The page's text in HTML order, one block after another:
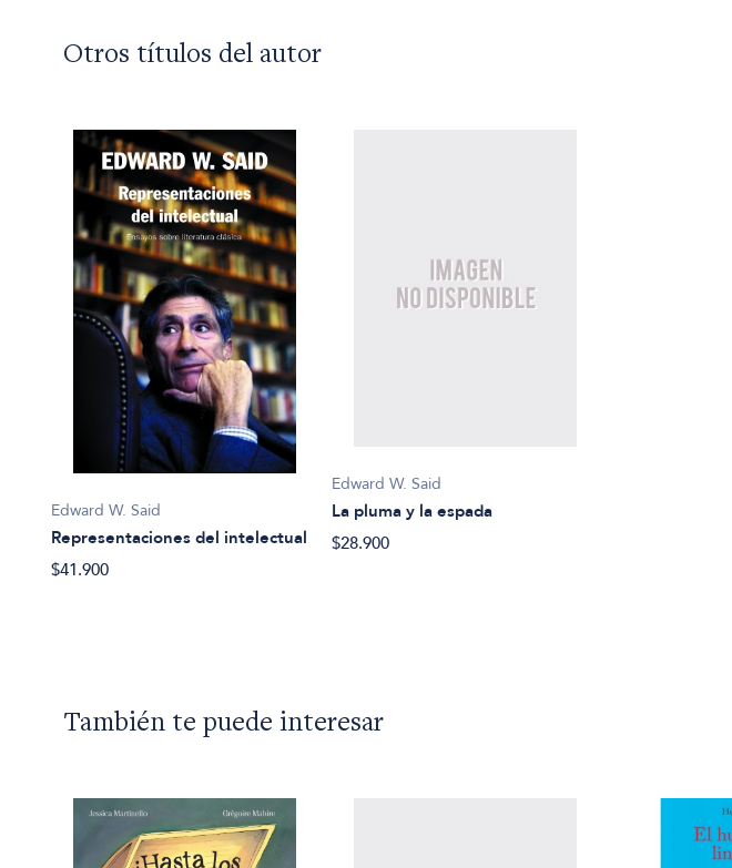
Otros títulos del autor
Edward W. Said
Representaciones del intelectual
$41.900
Edward W. Said
La pluma y la espada
$28.900
También te puede interesar